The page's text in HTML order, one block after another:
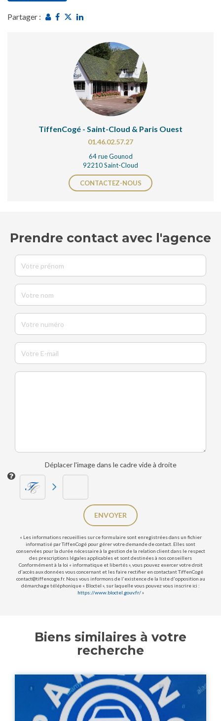
Partager :
TiffenCogé - Saint-Cloud & Paris Ouest
01.46.02.57.27
64 rue Gounod
92210 Saint-Cloud
CONTACTEZ-NOUS
Prendre contact avec l'agence
Déplacer l'image dans le cadre vide à droite
ENVOYER
« Les informations recueillies sur ce formulaire sont enregistrées dans un fichier
informatisé par TiffenCogé pour gérer votre demande de contact. Elles sont
conservées pour la durée nécessaire à la gestion de la relation client dans le respect
des prescriptions légales applicables et sont destinées à nos conseillers
Conformément à la loi « informatique et libertés », vous pouvez exercer votre droit
d'accès aux données vous concernant et les faire rectifier en contactant TiffenCogé
contact@tiffencoge.fr. Nous vous informons de l'existence de la liste d'opposition au
démarchage téléphonique « Bloctel », sur laquelle vous pouvez vous inscrire ici :
https://www.bloctel.gouv.fr/»
Biens similaires à votre
recherche